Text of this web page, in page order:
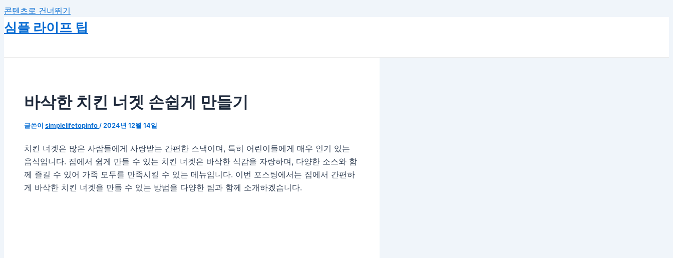
콘텐츠로 건너뛰기
심플 라이프 팁
바삭한 치킨 너겟 손쉽게 만들기
글쓴이 simplelifetopinfo / 2024년 12월 14일
치킨 너겟은 많은 사람들에게 사랑받는 간편한 스낵이며, 특히 어린이들에게 매우 인기 있는
음식입니다. 집에서 쉽게 만들 수 있는 치킨 너겟은 바삭한 식감을 자랑하며, 다양한 소스와 함
께 즐길 수 있어 가족 모두를 만족시킬 수 있는 메뉴입니다. 이번 포스팅에서는 집에서 간편하
게 바삭한 치킨 너겟을 만들 수 있는 방법을 다양한 팁과 함께 소개하겠습니다.